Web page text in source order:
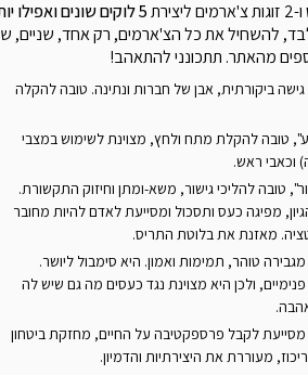
להשחיל את כל הצ'ארמים, רק אחד, שניים,
מהאתר. תתכונני להתאהב!
ביקורתית, אבן של חברות ונתינה. טובה להקלה
", טובהלהקלת מתח ולחץ, מצוינתלשימושבמצבי
) וכאבי ראש.
טובה להליכי גישור, משא-ומתן וחיזוק התקשורת.
מפיגה כעס ותסכול ומסייעת לאדם להיות מחובר
מאזנת את בלוטת התריס.
טוהר, תמימות ואמון. היא סימבול ליושר.
ולכן היא מצוינת נגד כעסים מה גם שיש לה
לקבל פרספקטיבה על החיים, מחזקת ביטחון
מעוררת את היצירתיות והדמיון.